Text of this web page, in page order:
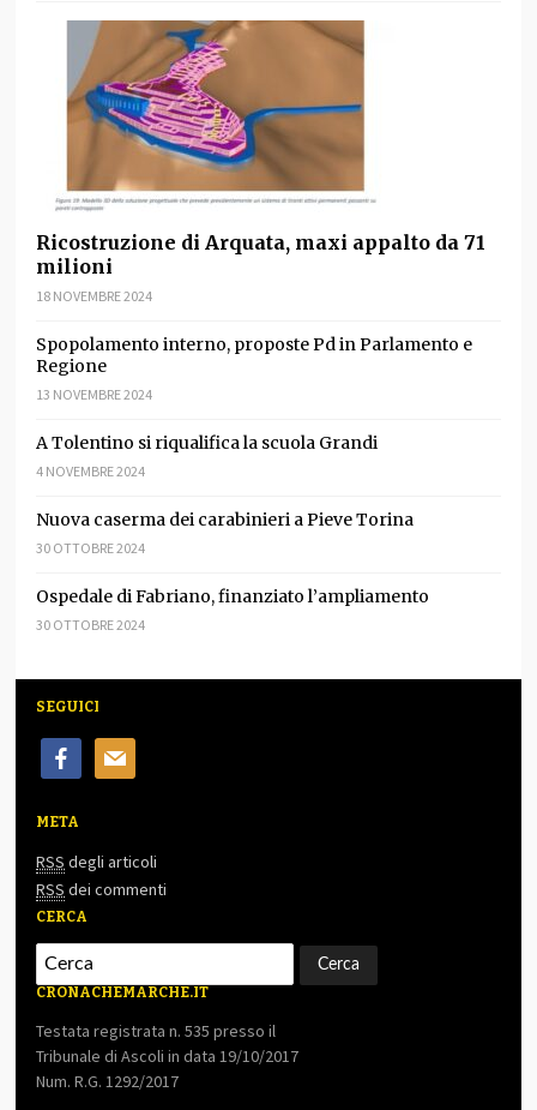
Ricostruzione di Arquata, maxi appalto da 71
milioni
18 NOVEMBRE 2024
Spopolamento interno, proposte Pd in Parlamento e
Regione
13 NOVEMBRE 2024
A Tolentino si riqualifica la scuola Grandi
4 NOVEMBRE 2024
Nuova caserma dei carabinieri a Pieve Torina
30 OTTOBRE 2024
Ospedale di Fabriano, finanziato l’ampliamento
30 OTTOBRE 2024
SEGUICI
facebookmail
META
RSS degli articoli
RSS dei commenti
CERCA
CRONACHEMARCHE.IT
Testata registrata n. 535 presso il
Tribunale di Ascoli in data 19/10/2017
Num. R.G. 1292/2017